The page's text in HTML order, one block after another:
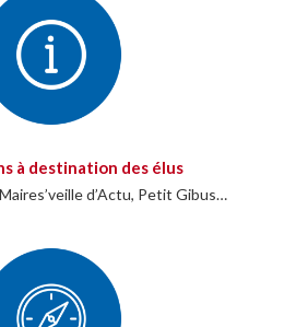
à destination des élus
d’Actu, Petit Gibus…